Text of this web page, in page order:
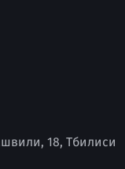
18, Тбилиси